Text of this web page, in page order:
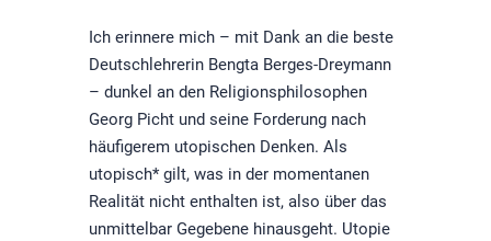
Ich erinnere mich – mit Dank an die beste
Deutschlehrerin Bengta Berges-Dreymann
– dunkel an den Religionsphilosophen
Georg Picht und seine Forderung nach
häufigerem utopischen Denken. Als
utopisch* gilt, was in der momentanen
Realität nicht enthalten ist, also über das
unmittelbar Gegebene hinausgeht. Utopie